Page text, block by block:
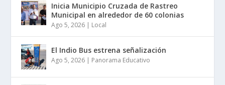
Inicia Municipio Cruzada de Rastreo
Municipal en alrededor de 60 colonias
Ago 5, 2026 | Local
El Indio Bus estrena señalización
Ago 5, 2026 | Panorama Educativo